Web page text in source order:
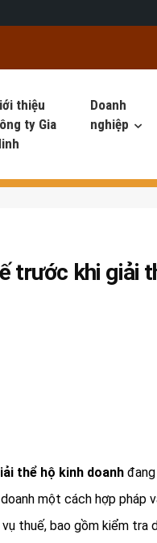
thiệu
ty Gia
Doanh
nghiệp
trước khi giải
thể hộ kinh doanh
một cách hợp pháp
thuế, bao gồm kiểm